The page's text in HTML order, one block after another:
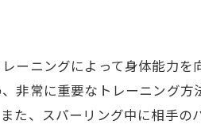
ーニングによって身体能力
非常に重要なトレーニング
た、スパーリング中に相手